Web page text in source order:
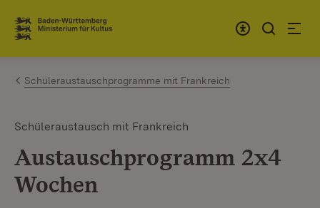
Zum Inhalt springen
Link zur Startseite
Schüleraustauschprogramme mit Frankreich
Schüleraustausch mit Frankreich
Austauschprogramm 2x4
Wochen